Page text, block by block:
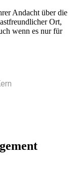
Andacht über die
Ort,
wenn es nur für